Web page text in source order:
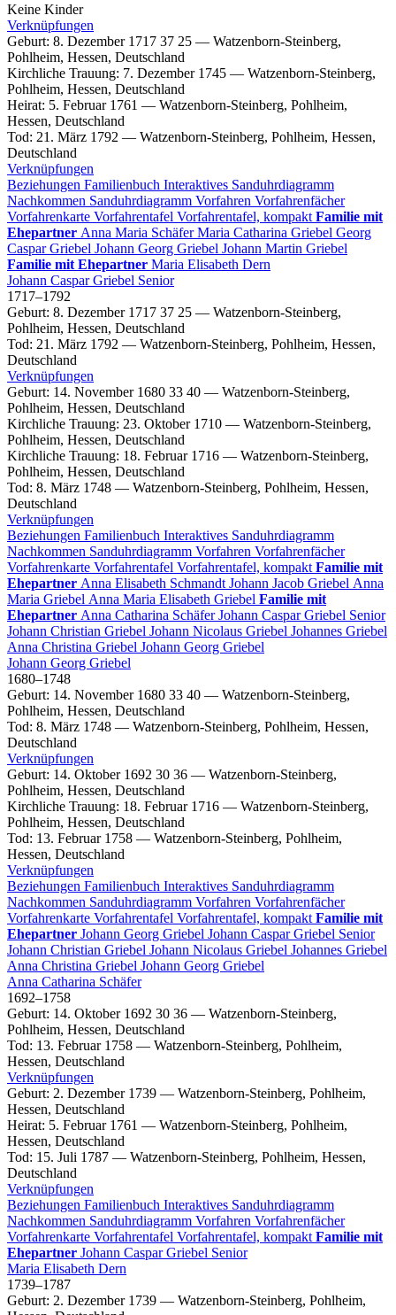
Keine Kinder
Verknüpfungen
Geburt: 8. Dezember 1717 37 25 — Watzenborn-Steinberg,
Pohlheim, Hessen, Deutschland
Kirchliche Trauung: 7. Dezember 1745 — Watzenborn-Steinberg,
Pohlheim, Hessen, Deutschland
Heirat: 5. Februar 1761 — Watzenborn-Steinberg, Pohlheim,
Hessen, Deutschland
Tod: 21. März 1792 — Watzenborn-Steinberg, Pohlheim, Hessen,
Deutschland
Verknüpfungen
Beziehungen Familienbuch Interaktives Sanduhrdiagramm
Nachkommen Sanduhrdiagramm Vorfahren Vorfahrenfächer
Vorfahrenkarte Vorfahrentafel Vorfahrentafel, kompakt Familie mit
Ehepartner Anna Maria Schäfer Maria Catharina Griebel Georg
CasparGriebel Johann Georg Griebel Johann Martin Griebel
Familie mit Ehepartner Maria Elisabeth Dern
Johann CasparGriebel Senior
1717–1792
Geburt: 8. Dezember 1717 37 25 — Watzenborn-Steinberg,
Pohlheim, Hessen, Deutschland
Tod: 21. März 1792 — Watzenborn-Steinberg, Pohlheim, Hessen,
Deutschland
Verknüpfungen
Geburt: 14. November 1680 33 40 — Watzenborn-Steinberg,
Pohlheim, Hessen, Deutschland
Kirchliche Trauung: 23. Oktober 1710 — Watzenborn-Steinberg,
Pohlheim, Hessen, Deutschland
Kirchliche Trauung: 18. Februar 1716 — Watzenborn-Steinberg,
Pohlheim, Hessen, Deutschland
Tod: 8. März 1748 — Watzenborn-Steinberg, Pohlheim, Hessen,
Deutschland
Verknüpfungen
Beziehungen Familienbuch Interaktives Sanduhrdiagramm
Nachkommen Sanduhrdiagramm Vorfahren Vorfahrenfächer
Vorfahrenkarte Vorfahrentafel Vorfahrentafel, kompakt Familie mit
Ehepartner Anna Elisabeth Schmandt Johann Jacob Griebel Anna
Maria Griebel Anna Maria Elisabeth Griebel Familie mit
Ehepartner Anna Catharina Schäfer Johann CasparGriebel Senior
Johann Christian Griebel Johann Nicolaus Griebel Johannes Griebel
Anna Christina Griebel Johann Georg Griebel
Johann Georg Griebel
1680–1748
Geburt: 14. November 1680 33 40 — Watzenborn-Steinberg,
Pohlheim, Hessen, Deutschland
Tod: 8. März 1748 — Watzenborn-Steinberg, Pohlheim, Hessen,
Deutschland
Verknüpfungen
Geburt: 14. Oktober 1692 30 36 — Watzenborn-Steinberg,
Pohlheim, Hessen, Deutschland
Kirchliche Trauung: 18. Februar 1716 — Watzenborn-Steinberg,
Pohlheim, Hessen, Deutschland
Tod: 13. Februar 1758 — Watzenborn-Steinberg, Pohlheim,
Hessen, Deutschland
Verknüpfungen
Beziehungen Familienbuch Interaktives Sanduhrdiagramm
Nachkommen Sanduhrdiagramm Vorfahren Vorfahrenfächer
Vorfahrenkarte Vorfahrentafel Vorfahrentafel, kompakt Familie mit
Ehepartner Johann Georg Griebel Johann CasparGriebel Senior
Johann Christian Griebel Johann Nicolaus Griebel Johannes Griebel
Anna Christina Griebel Johann Georg Griebel
Anna Catharina Schäfer
1692–1758
Geburt: 14. Oktober 1692 30 36 — Watzenborn-Steinberg,
Pohlheim, Hessen, Deutschland
Tod: 13. Februar 1758 — Watzenborn-Steinberg, Pohlheim,
Hessen, Deutschland
Verknüpfungen
Geburt: 2. Dezember 1739 — Watzenborn-Steinberg, Pohlheim,
Hessen, Deutschland
Heirat: 5. Februar 1761 — Watzenborn-Steinberg, Pohlheim,
Hessen, Deutschland
Tod: 15. Juli 1787 — Watzenborn-Steinberg, Pohlheim, Hessen,
Deutschland
Verknüpfungen
Beziehungen Familienbuch Interaktives Sanduhrdiagramm
Nachkommen Sanduhrdiagramm Vorfahren Vorfahrenfächer
Vorfahrenkarte Vorfahrentafel Vorfahrentafel, kompakt Familie mit
Ehepartner Johann CasparGriebel Senior
Maria Elisabeth Dern
1739–1787
Geburt: 2. Dezember 1739 — Watzenborn-Steinberg, Pohlheim,